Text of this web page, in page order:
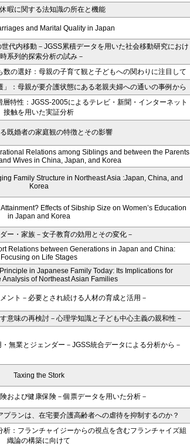
暇に関する法知識の所在と機能
and Marital Quality in Japan
代内移動－JGSS累積データを用いた社会移動研究におけ
系列的探索分析の試み－
の選好：母親の子育て観と子どもへの関わりに注目して
」：母親が要介護状態にある老親夫婦への通いの事例から
特性：JGSS-2005によるテレビ・新聞・インターネット
接触を用いた実証分析
既婚者の家庭観の特徴とその影響
Relations among Siblings and between the Parents
Wives in China, Japan, and Korea
Family Structure in Northeast Asia :Japan, China, and
Korea
Effects of Sibship Size on Women’s Education
in Japan and Korea
ー・家族－女子教育の効用とその変化－
Relations between Generations in Japan and China:
Focusing on Life Stages
in Japanese Family Today: Its Implications for
Analysis of Northeast Asian Families
ント－必要とされ続ける人材の育成と活用－
意味の再検討－心理学知識と子ども中心主義の親和性－
無業とジェンダー－JGSS統合データによる分析から－
Taxing the Stork
および健康保険－個票データを用いた分析－
ランは、在宅要介護高齢者への虐待を抑制するのか？
：フランチャイジーからの視点を含むフランチャイズ組
織論の構築に向けて